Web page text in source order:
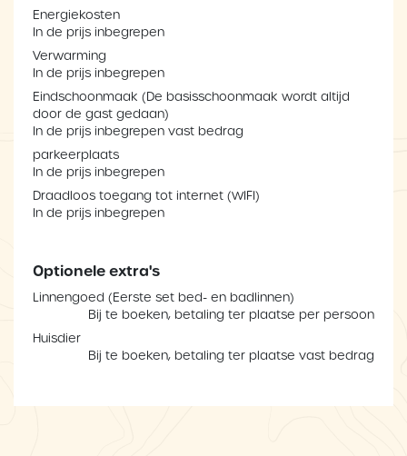
Energiekosten
In de prijs inbegrepen
Verwarming
In de prijs inbegrepen
Eindschoonmaak (De basisschoonmaak wordt altijd
door de gast gedaan)
In de prijs inbegrepen vast bedrag
parkeerplaats
In de prijs inbegrepen
Draadloos toegang tot internet (WIFI)
In de prijs inbegrepen
Optionele extra's
Linnengoed (Eerste set bed- en badlinnen)
Bij te boeken, betaling ter plaatse per persoon
Huisdier
Bij te boeken, betaling ter plaatse vast bedrag